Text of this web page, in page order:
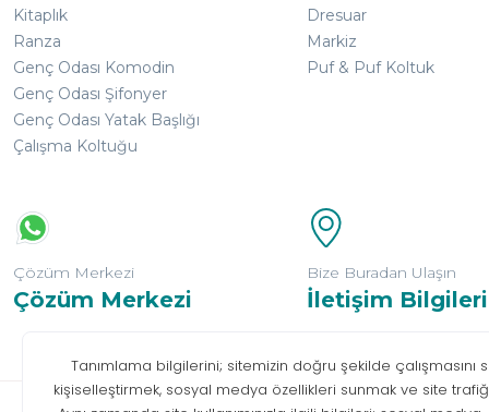
Kitaplık
Ranza
Genç Odası Komodin
Genç Odası Şifonyer
Genç Odası Yatak Başlığı
Çalışma Koltuğu
Dresuar
Markiz
Puf & Puf Koltuk
Çözüm Merkezi
Çözüm Merkezi
Bize Buradan Ulaşın
İletişim Bilgileri